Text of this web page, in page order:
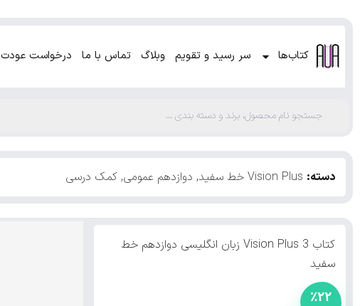
کتاب‌ها سر رسید و تقویم وبلاگ تماس با ما درخواست عودت
دسته: Vision Plus خط سفید , دوازدهم عمومی, کمک درسی
کتاب Vision Plus 3 زبان انگلیسی دوازدهم خط
سفید
٪۲۲